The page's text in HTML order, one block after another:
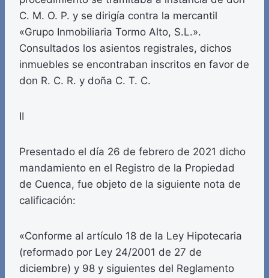
C. M. O. P. y se dirigía contra la mercantil
«Grupo Inmobiliaria Tormo Alto, S.L.».
Consultados los asientos registrales, dichos
inmuebles se encontraban inscritos en favor de
don R. C. R. y doña C. T. C.
II
Presentado el día 26 de febrero de 2021 dicho
mandamiento en el Registro de la Propiedad
de Cuenca, fue objeto de la siguiente nota de
calificación:
«Conforme al artículo 18 de la Ley Hipotecaria
(reformado por Ley 24/2001 de 27 de
diciembre) y 98 y siguientes del Reglamento